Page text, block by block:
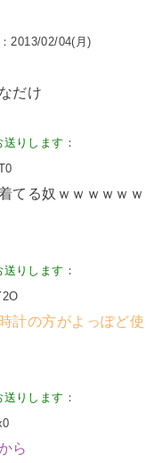
：2013/02/04(月)
だけ
りします ：
てる奴ｗｗｗｗｗｗ
りします ：
計の方がよっぽど使
りします ：
ら